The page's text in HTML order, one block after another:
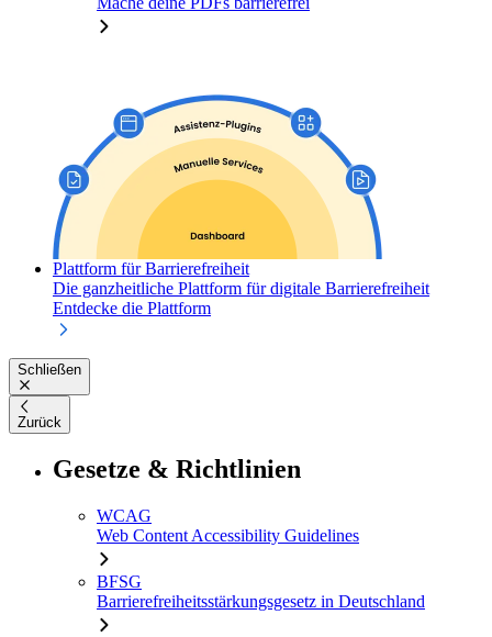
Plattform für Barrierefreiheit
Die ganzheitliche Plattform für digitale Barrierefreiheit
Entdecke die Plattform
Schließen
Zurück
Gesetze & Richtlinien
WCAG
Web Content Accessibility Guidelines
BFSG
Barrierefreiheitsstärkungsgesetz in Deutschland